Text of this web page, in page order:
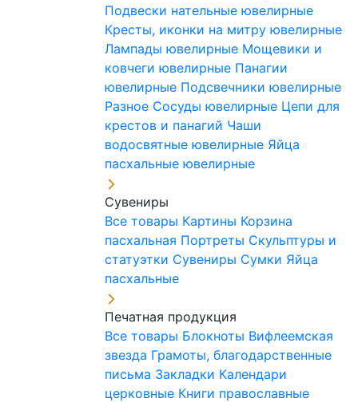
Подвески нательные ювелирные
Кресты, иконки на митру ювелирные
Лампады ювелирные Мощевики и
ковчеги ювелирные Панагии
ювелирные Подсвечники ювелирные
Разное Сосуды ювелирные Цепи для
крестов и панагий Чаши
водосвятные ювелирные Яйца
пасхальные ювелирные
Сувениры
Все товары Картины Корзина
пасхальная Портреты Скульптуры и
статуэтки Сувениры Сумки Яйца
пасхальные
Печатная продукция
Все товары Блокноты Вифлеемская
звезда Грамоты, благодарственные
письма Закладки Календари
церковные Книги православные